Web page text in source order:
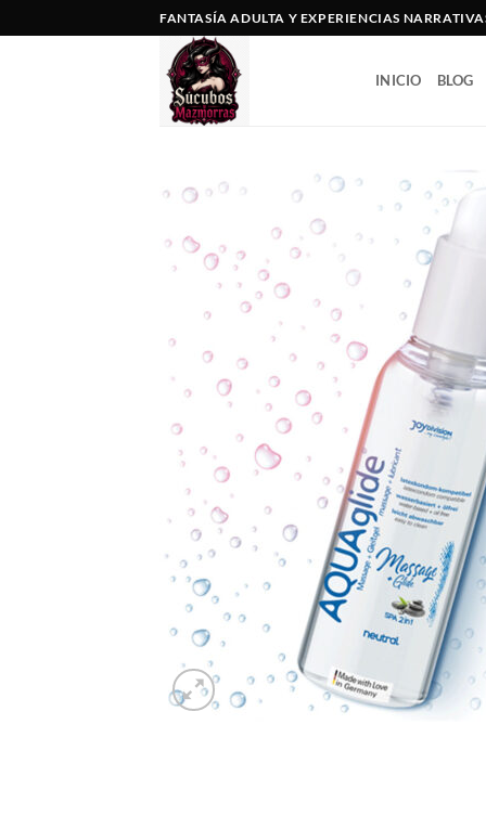
al
FANTASÍA ADULTA Y EXPERIENCIAS
INICIO BLOG